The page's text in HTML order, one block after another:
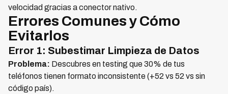
velocidad gracias a conector nativo.
Errores Comunes y Cómo
Evitarlos
Error 1: Subestimar Limpieza de Datos
Problema: Descubres en testing que 30% de tus
teléfonos tienen formato inconsistente (+52 vs 52 vs sin
código país).